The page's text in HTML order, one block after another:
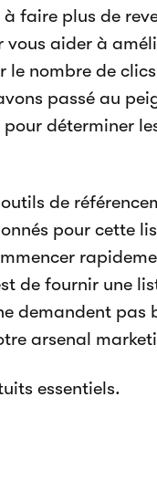
faire plus de
vous aider à
le nombre de
passé au
déterminer
de
pour cette
de fournir une
demandent pas
arsenal
essentiels.